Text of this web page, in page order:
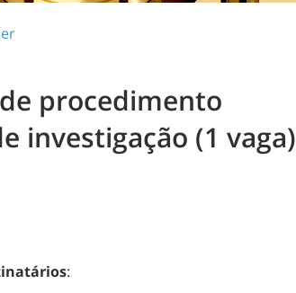
procedimento
investigação (1 vaga)
: